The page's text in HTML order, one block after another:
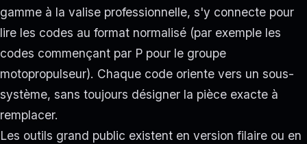
gamme à la valise professionnelle, s'y connecte pour
lire les codes au format normalisé (par exemple les
codes commençant par P pour le groupe
motopropulseur). Chaque code oriente vers un sous-
système, sans toujours désigner la pièce exacte à
remplacer.
Les outils grand public existent en version filaire ou en